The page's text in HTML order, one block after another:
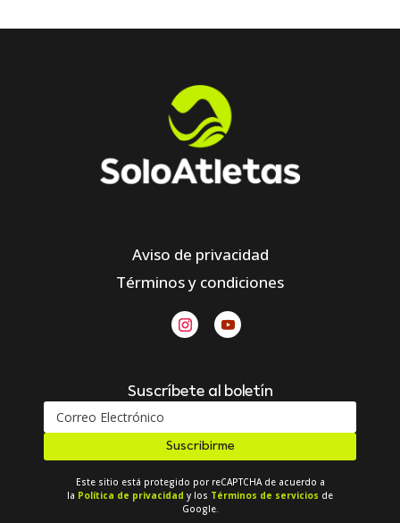
Aviso de privacidad
Términos y condiciones
Suscríbete al boletín
Suscribirme
Este sitio está protegido por reCAPTCHA de acuerdo a
la Política de privacidad y los Términos de servicios de
Google.